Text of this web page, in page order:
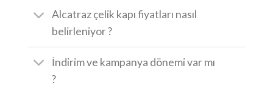
Alcatraz çelik kapı fiyatları nasıl
belirleniyor ?
İndirim ve kampanya dönemi var mı
?